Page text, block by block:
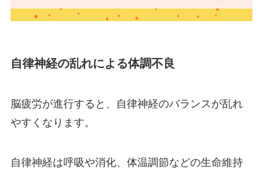
自律神経の乱れによる体調不良
脳疲労が進行すると、自律神経のバランスが乱れ
やすくなります。
自律神経は呼吸や消化、体温調節などの生命維持